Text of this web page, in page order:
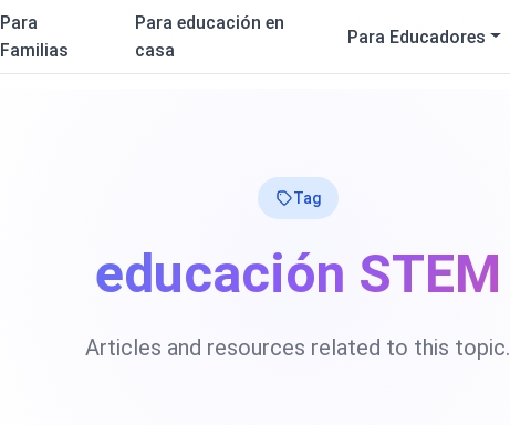
Para
Familias
Para educación en
casa
Para Educadores
Tag
educación STEM
Articles and resources related to this topic.